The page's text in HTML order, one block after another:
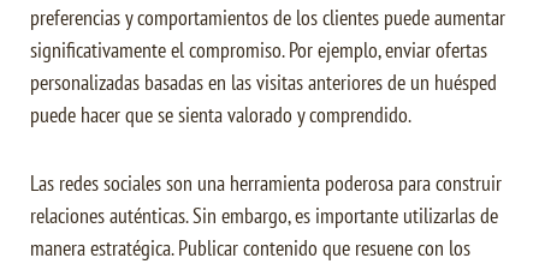
preferencias y comportamientos de los clientes puede aumentar
significativamente el compromiso. Por ejemplo, enviar ofertas
personalizadas basadas en las visitas anteriores de un huésped
puede hacer que se sienta valorado y comprendido.
Las redes sociales son una herramienta poderosa para construir
relaciones auténticas. Sin embargo, es importante utilizarlas de
manera estratégica. Publicar contenido que resuene con los